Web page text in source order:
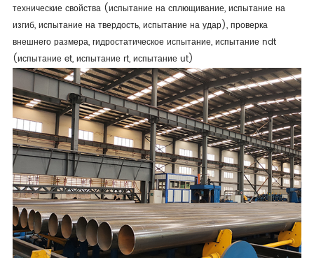
технические свойства (испытание на сплющивание, испытание на
изгиб, испытание на твердость, испытание на удар), проверка
внешнего размера, гидростатическое испытание, испытание ndt
(испытание et, испытание rt, испытание ut)